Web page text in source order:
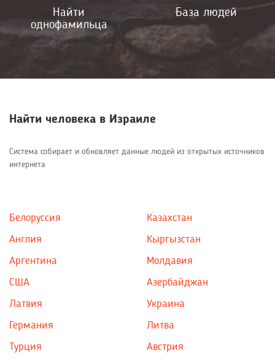
Найти
однофамильца
База людей
Найти человека в Израиле
Система собирает и обновляет данные людей из открытых источников
интернета
Белоруссия
Англия
Аргентина
США
Латвия
Казахстан
Кыргызстан
Молдавия
Азербайджан
Украина
Германия
Турция
Литва
Австрия